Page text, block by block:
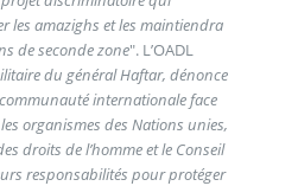
les amazighs et les maintiendra
de seconde zone". L’OADL
du général Haftar, dénonce
internationale face
organismes des Nations unies,
droits de l’homme et le Conseil
responsabilités pour protéger